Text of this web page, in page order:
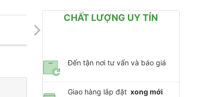
CHẤT LƯỢNG UY TÍN
Đến tận nơi tư vấn và báo giá
Giao hàng lắp đặt xong mới